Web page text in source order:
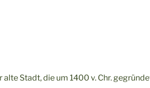
Stadt, die um 1400 v. Chr.